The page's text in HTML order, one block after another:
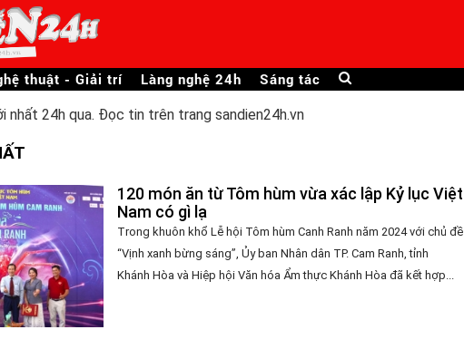
thuật - Giải trí Làng nghệ 24h Sáng tác
nhất 24h qua. Đọc tin trên trang sandien24h.vn
120 món ăn từ Tôm hùm vừa xác lập Kỷ lục Việt
Nam có gì lạ
Trong khuôn khổ Lễ hội Tôm hùm Canh Ranh năm 2024 với chủ đề
“Vịnh xanh bừng sáng”, Ủy ban Nhân dân TP. Cam Ranh, tỉnh
Khánh Hòa và Hiệp hội Văn hóa Ẩm thực Khánh Hòa đã kết hợp...